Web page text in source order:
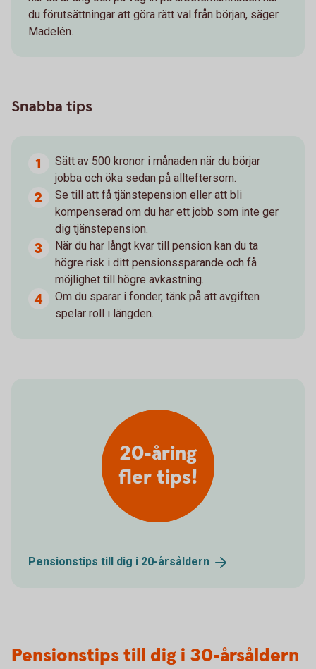
du förutsättningar att göra rätt val från början, säger
Madelén.
Snabba tips
Sätt av 500 kronor i månaden när du börjar
jobba och öka sedan på allteftersom.
Se till att få tjänstepension eller att bli
kompenserad om du har ett jobb som inte ger
dig tjänstepension.
När du har långt kvar till pension kan du ta
högre risk i ditt pensionssparande och få
möjlighet till högre avkastning.
Om du sparar i fonder, tänk på att avgiften
spelar roll i längden.
20-åring
fler tips!
Pensionstips till dig i 20-årsåldern
Pensionstips till dig i 30-årsåldern